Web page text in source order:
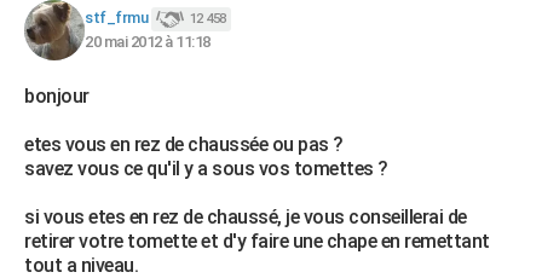
stf_frmu 12 458
20 mai 2012 à 11:18
bonjour
etes vous en rez de chaussée ou pas ?
savez vous ce qu'il y a sous vos tomettes ?
si vous etes en rez de chaussé, je vous conseillerai de
retirer votre tomette et d'y faire une chape en remettant
tout a niveau.